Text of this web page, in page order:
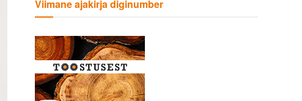
Viimane ajakirja diginumber